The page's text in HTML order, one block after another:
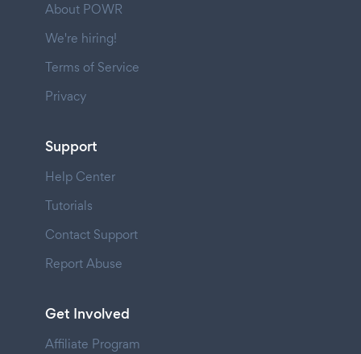
About POWR
We're hiring!
Terms of Service
Privacy
Support
Help Center
Tutorials
Contact Support
Report Abuse
Get Involved
Affiliate Program